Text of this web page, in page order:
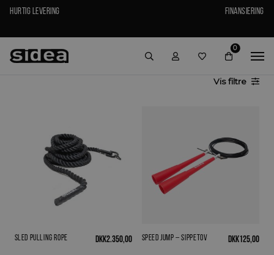
Hurtig levering Finansiering
0
Visfiltre
Sled Pulling Rope DKK2.350,00 Speed Jump – Sippetov DKK125,00